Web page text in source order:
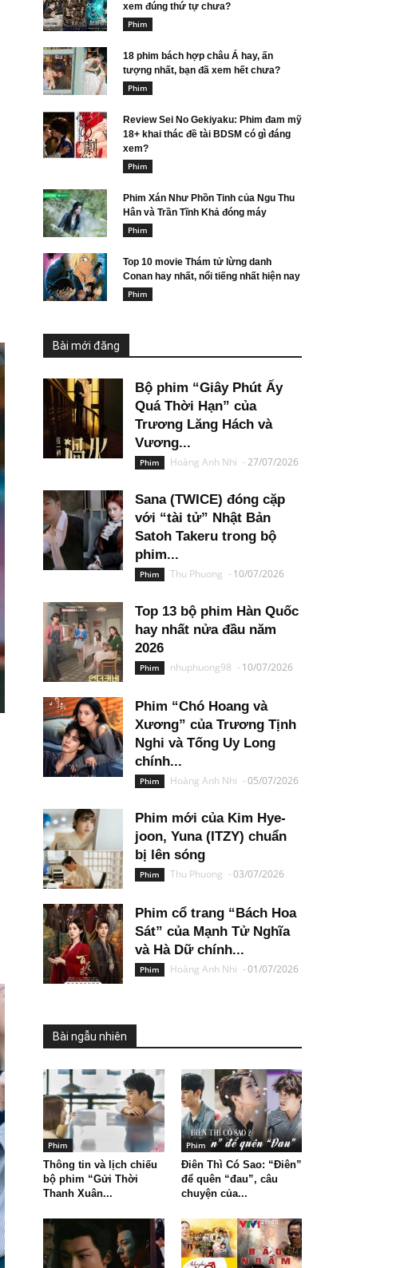
xem đúng thứ tự chưa?
Phim
18 phim bách hợp châu Á hay, ấn
tượng nhất, bạn đã xem hết chưa?
Phim
Review Sei No Gekiyaku: Phim đam mỹ
18+ khai thác đề tài BDSM có gì đáng
xem?
Phim
Phim Xán Như Phồn Tinh của Ngu Thu
Hân và Trần Tĩnh Khả đóng máy
Phim
Top 10 movie Thám tử lừng danh
Conan hay nhất, nổi tiếng nhất hiện nay
Phim
Bài mới đăng
Bộ phim “Giây Phút Ấy
Quá Thời Hạn” của
Trương Lăng Hách và
Vương...
Phim Hoàng Anh Nhi -27/07/2026
Sana (TWICE) đóng cặp
với “tài tử” Nhật Bản
Satoh Takeru trong bộ
phim...
Phim Thu Phuong - 10/07/2026
Top 13 bộ phim Hàn Quốc
hay nhất nửa đầu năm
2026
Phim nhuphuong98 - 10/07/2026
Phim “Chó Hoang và
Xương” của Trương Tịnh
Nghi và Tống Uy Long
chính...
Phim Hoàng Anh Nhi -05/07/2026
Phim mới của Kim Hye-
joon, Yuna (ITZY) chuẩn
bị lên sóng
Phim Thu Phuong -03/07/2026
Phim cổ trang “Bách Hoa
Sát” của Mạnh Tử Nghĩa
và Hà Dữ chính...
Phim Hoàng Anh Nhi -01/07/2026
Bài ngẫu nhiên
Phim
Thông tin và lịch chiếu
bộ phim “Gửi Thời
Thanh Xuân...
Phim
Điên Thì Có Sao: “Điên”
để quên “đau”, câu
chuyện của...